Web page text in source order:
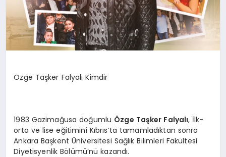
Özge Taşker Falyalı Kimdir
1983 Gazimağusa doğumlu Özge Taşker Falyalı, İlk-
orta ve lise eğitimini Kıbrıs’ta tamamladıktan sonra
Ankara Başkent Üniversitesi Sağlık Bilimleri Fakültesi
Diyetisyenlik Bölümü’nü kazandı.